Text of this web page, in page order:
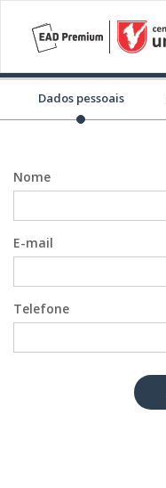
Dados pessoais
Nome
E-mail
Telefone